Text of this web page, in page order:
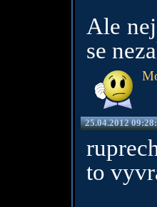
Ale
se
25.04.2012
to